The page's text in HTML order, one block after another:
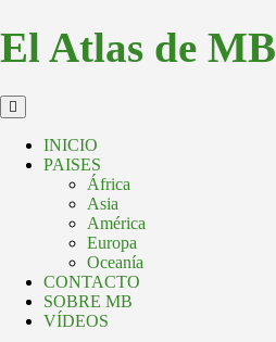
El Atlas de MB
INICIO
PAISES
África
Asia
América
Europa
Oceanía
CONTACTO
SOBRE MB
VÍDEOS